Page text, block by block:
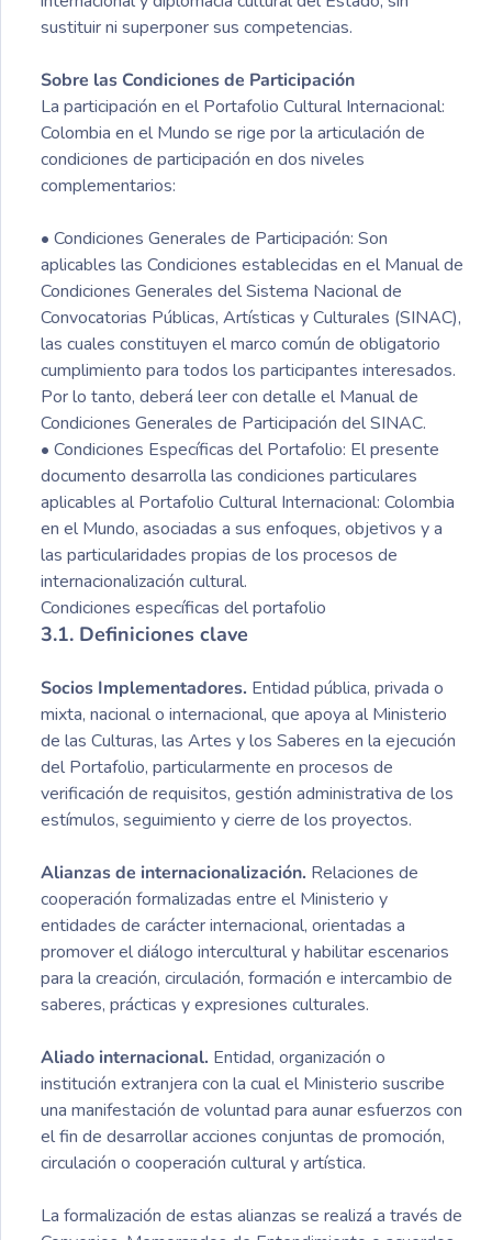
sustituir ni superponer sus competencias.
Sobre las Condiciones de Participación
La participación en el Portafolio Cultural Internacional:
Colombia en el Mundo se rige por la articulación de
condiciones de participación en dos niveles
complementarios:
• Condiciones Generales de Participación: Son
aplicables las Condiciones establecidas en el Manual de
Condiciones Generales del Sistema Nacional de
Convocatorias Públicas, Artísticas y Culturales (SINAC),
las cuales constituyen el marco común de obligatorio
cumplimiento para todos los participantes interesados.
Por lo tanto, deberá leer con detalle el Manual de
Condiciones Generales de Participación del SINAC.
• Condiciones Específicas del Portafolio: El presente
documento desarrolla las condiciones particulares
aplicables al Portafolio Cultural Internacional: Colombia
en el Mundo, asociadas a sus enfoques, objetivos y a
las particularidades propias de los procesos de
internacionalización cultural.
Condiciones específicas del portafolio
3.1. Definiciones clave
Socios Implementadores. Entidad pública, privada o
mixta, nacional o internacional, que apoya al Ministerio
de las Culturas, las Artes y los Saberes en la ejecución
del Portafolio, particularmente en procesos de
verificación de requisitos, gestión administrativa de los
estímulos, seguimiento y cierre de los proyectos.
Alianzas de internacionalización. Relaciones de
cooperación formalizadas entre el Ministerio y
entidades de carácter internacional, orientadas a
promover el diálogo intercultural y habilitar escenarios
para la creación, circulación, formación e intercambio de
saberes, prácticas y expresiones culturales.
Aliado internacional. Entidad, organización o
institución extranjera con la cual el Ministerio suscribe
una manifestación de voluntad para aunar esfuerzos con
el fin de desarrollar acciones conjuntas de promoción,
circulación o cooperación cultural y artística.
La formalización de estas alianzas se realizá a través de